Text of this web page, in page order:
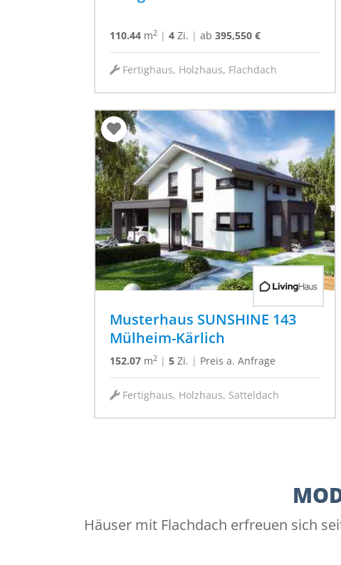
110.44 m2 | 4 Zi. | ab 395,550 €
Fertighaus, Holzhaus, Flachdach
Musterhaus SUNSHINE 143
Mülheim-Kärlich
152.07 m2 | 5 Zi. | Preis a. Anfrage
Fertighaus, Holzhaus, Satteldach
Häuser mit Flachdach erfreuen sich